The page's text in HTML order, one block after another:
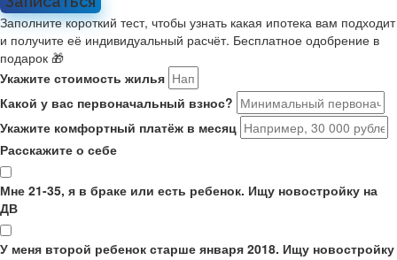
Заполните короткий тест, чтобы узнать какая ипотека вам подходит
и получите её индивидуальный расчёт. Бесплатное одобрение в
подарок 🎁
Укажите стоимость жилья
Какой у вас первоначальный взнос?
Укажите комфортный платёж в месяц
Расскажите о себе
Мне 21-35, я в браке или есть ребенок. Ищу новостройку на
ДВ
У меня второй ребенок старше января 2018. Ищу новостройку